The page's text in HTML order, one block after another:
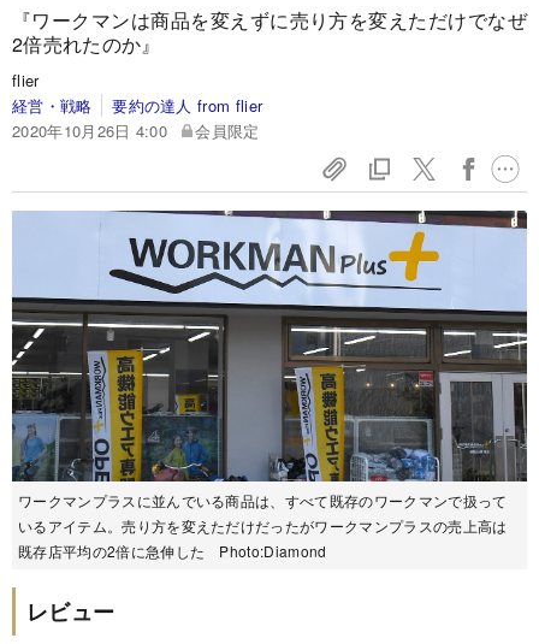
『ワークマンは商品を変えずに売り方を変えただけでなぜ
2倍売れたのか』
flier
経営・戦略
要約の達人 from flier
2020年10月26日 4:00
会員限定
ワークマンプラスに並んでいる商品は、すべて既存のワークマンで扱って
いるアイテム。売り方を変えただけだったがワークマンプラスの売上高は
既存店平均の2倍に急伸した Photo:Diamond
レビュー